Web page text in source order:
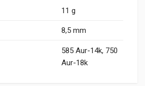
11 g
8,5 mm
585 Aur-14k, 750
Aur-18k